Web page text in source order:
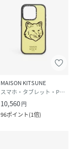
MAISON KITSUNE
スマホ・タブレット・PCケース/カバー
10,560円
96ポイント(1倍)